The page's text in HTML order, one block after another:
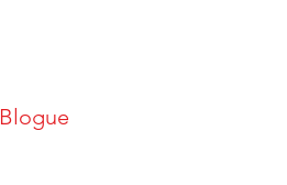
Blogue